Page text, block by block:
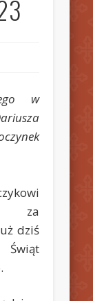
w
za
dziś
Świąt